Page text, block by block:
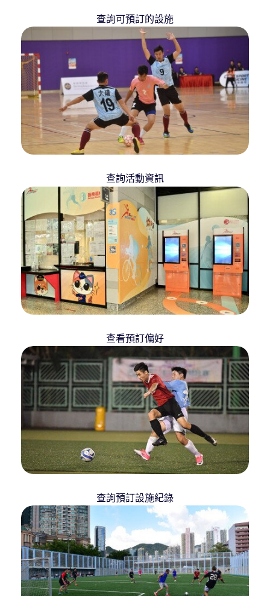
查詢可預訂的設施
查詢活動資訊
查看預訂偏好
查詢預訂設施紀錄